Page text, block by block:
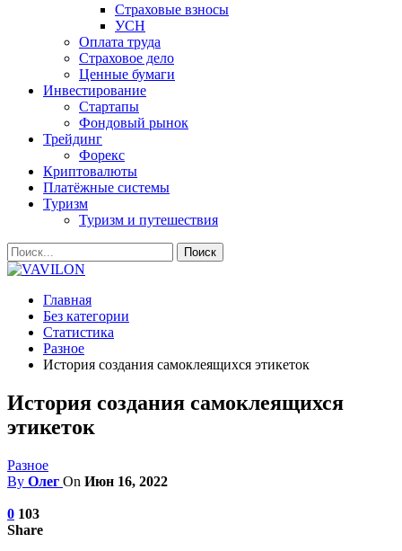
Страховые взносы
УСН
Оплата труда
Страховое дело
Ценные бумаги
Инвестирование
Стартапы
Фондовый рынок
Трейдинг
Форекс
Криптовалюты
Платёжные системы
Туризм
Туризм и путешествия
Главная
Без категории
Статистика
Разное
История создания самоклеящихся этикеток
История создания самоклеящихся
этикеток
Разное
By Олег On Июн 16, 2022
0 103
Share